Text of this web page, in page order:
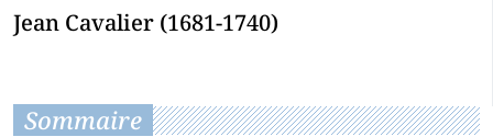
Jean Cavalier (1681-1740)
Sommaire